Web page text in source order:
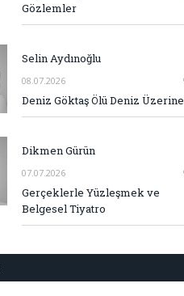
Gözlemler
Selin Aydınoğlu
08.07.2026
Deniz Göktaş Ölü Deniz Üzerine
Dikmen Gürün
07.07.2026
Gerçeklerle Yüzleşmek ve
Belgesel Tiyatro